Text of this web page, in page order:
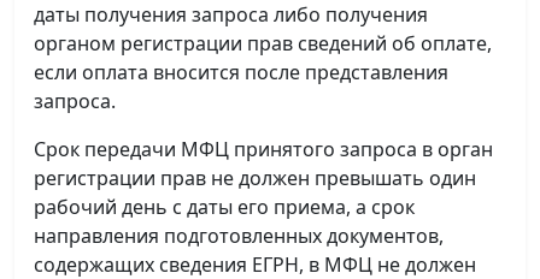
даты получения запроса либо получения
органом регистрации прав сведений об оплате,
если оплата вносится после представления
запроса.
Срок передачи МФЦ принятого запроса в орган
регистрации прав не должен превышать один
рабочий день с даты его приема, а срок
направления подготовленных документов,
содержащих сведения ЕГРН, в МФЦ не должен